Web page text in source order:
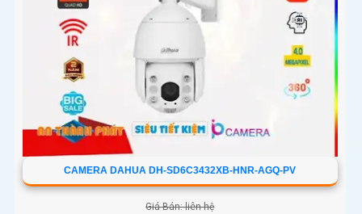
CAMERA DAHUA DH-SD6C3432XB-HNR-AGQ-PV
Giá Bán: liên hệ